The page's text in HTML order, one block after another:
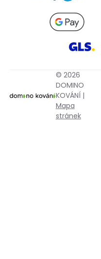
© 2026
DOMINO
KOVÁNÍ |
Mapa
stránek